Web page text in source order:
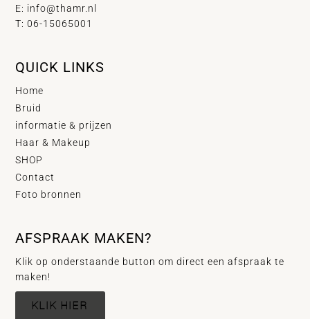
E: info@thamr.nl
T: 06-15065001
QUICK LINKS
Home
Bruid
informatie & prijzen
Haar & Makeup
SHOP
Contact
Foto bronnen
AFSPRAAK MAKEN?
Klik op onderstaande button om direct een afspraak te
maken!
KLIK HIER